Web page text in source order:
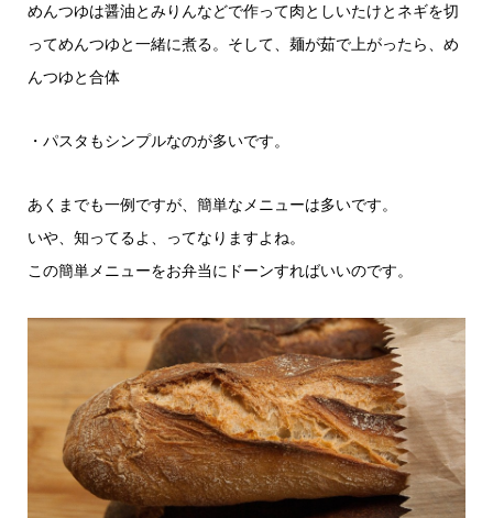
めんつゆは醤油とみりんなどで作って肉としいたけとネギを切
ってめんつゆと一緒に煮る。そして、麺が茹で上がったら、め
んつゆと合体
・パスタもシンプルなのが多いです。
あくまでも一例ですが、簡単なメニューは多いです。
いや、知ってるよ、ってなりますよね。
この簡単メニューをお弁当にドーンすればいいのです。